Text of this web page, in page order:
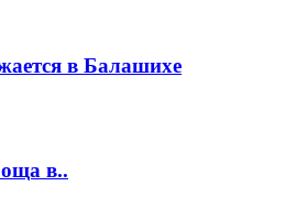
в Балашихе
в..